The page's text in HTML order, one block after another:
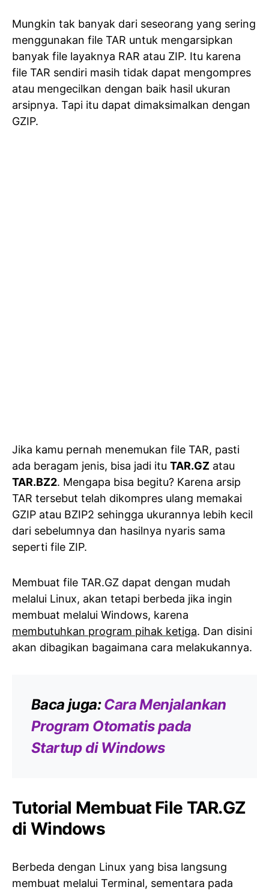
Mungkin tak banyak dari seseorang yang sering
menggunakan file TAR untuk mengarsipkan
banyak file layaknya RAR atau ZIP. Itu karena
file TAR sendiri masih tidak dapat mengompres
atau mengecilkan dengan baik hasil ukuran
arsipnya. Tapi itu dapat dimaksimalkan dengan
GZIP.
Jika kamu pernah menemukan file TAR, pasti
ada beragam jenis, bisa jadi itu TAR.GZ atau
TAR.BZ2. Mengapa bisa begitu? Karena arsip
TAR tersebut telah dikompres ulang memakai
GZIP atau BZIP2 sehingga ukurannya lebih kecil
dari sebelumnya dan hasilnya nyaris sama
seperti file ZIP.
Membuat file TAR.GZ dapat dengan mudah
melalui Linux, akan tetapi berbeda jika ingin
membuat melalui Windows, karena
membutuhkan program pihak ketiga. Dan disini
akan dibagikan bagaimana cara melakukannya.
Baca juga:Cara Menjalankan
Program Otomatis pada
Startup di Windows
Tutorial Membuat File TAR.GZ
di Windows
Berbeda dengan Linux yang bisa langsung
membuat melalui Terminal, sementara pada